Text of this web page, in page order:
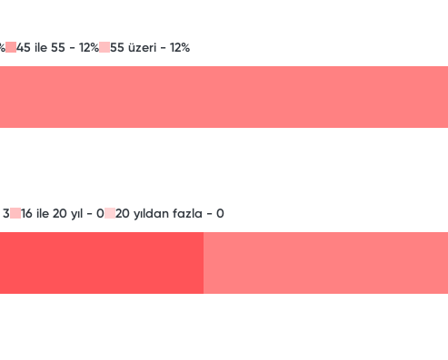
45 ile 55 - 12% 55 üzeri - 12%
3 16 ile 20 yıl - 0 20 yıldan fazla - 0